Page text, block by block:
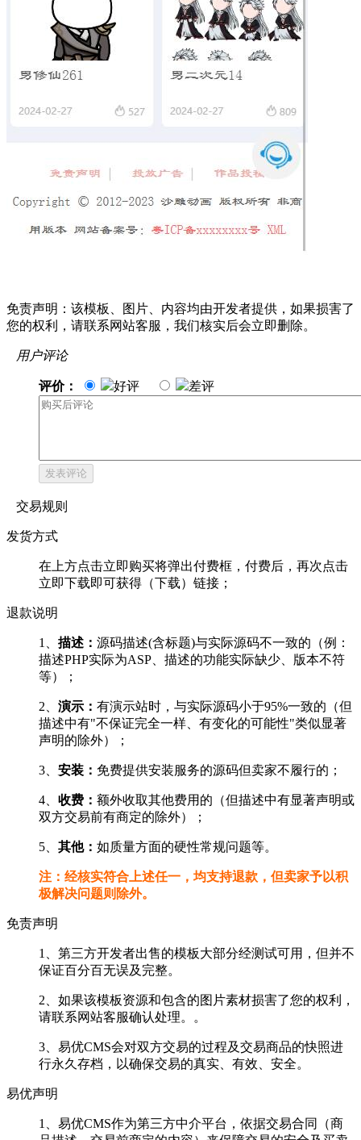
免责声明：该模板、图片、内容均由开发者提供，如果损害了
您的权利，请联系网站客服，我们核实后会立即删除。
用户评论
评价： 好评 差评
发表评论
交易规则
发货方式
在上方点击立即购买将弹出付费框，付费后，再次点击
立即下载即可获得（下载）链接；
退款说明
1、 描述： 源码描述(含标题)与实际源码不一致的（例：
描述PHP实际为ASP、描述的功能实际缺少、版本不符
等）；
2、 演示： 有演示站时，与实际源码小于95%一致的（但
描述中有"不保证完全一样、有变化的可能性"类似显著
声明的除外）；
3、 安装： 免费提供安装服务的源码但卖家不履行的；
4、 收费： 额外收取其他费用的（但描述中有显著声明或
双方交易前有商定的除外）；
5、 其他： 如质量方面的硬性常规问题等。
注：经核实符合上述任一，均支持退款，但卖家予以积
极解决问题则除外。
免责声明
1、第三方开发者出售的模板大部分经测试可用，但并不
保证百分百无误及完整。
2、如果该模板资源和包含的图片素材损害了您的权利，
请联系网站客服确认处理。。
3、易优CMS会对双方交易的过程及交易商品的快照进
行永久存档，以确保交易的真实、有效、安全。
易优声明
1、易优CMS作为第三方中介平台，依据交易合同（商